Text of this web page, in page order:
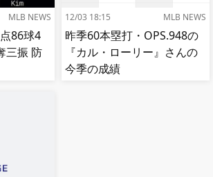
MLB NEWS
86球4
三振 防
12/03 18:15 MLB NEWS
昨季60本塁打・OPS.948の
『カル・ローリー』さんの
今季の成績